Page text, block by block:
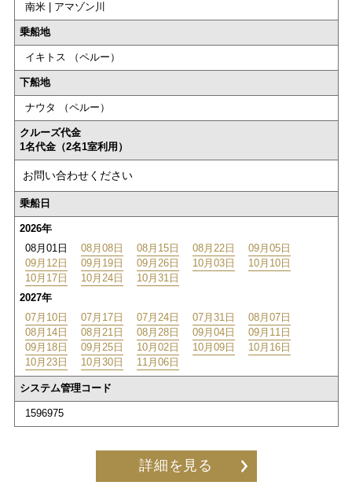
南米 | アマゾン川
乗船地
イキトス （ペルー）
下船地
ナウタ （ペルー）
クルーズ代金
1名代金（2名1室利用）
お問い合わせください
乗船日
2026年
08月01日
08月08日 08月15日 08月22日
09月05日
09月12日
09月19日 09月26日 10月03日
10月10日
10月17日
10月24日
10月31日
2027年
07月10日
07月17日 07月24日 07月31日
08月07日
08月14日
08月21日 08月28日 09月04日
09月11日
09月18日
09月25日 10月02日 10月09日
10月16日
10月23日
10月30日 11月06日
システム管理コード
1596975
詳細を見る